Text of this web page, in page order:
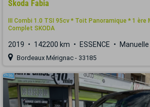
Skoda Fabia
III Combi 1.0 TSI 95cv * Toit Panoramique * 1
Complet SKODA
2019 142200 km ESSENCE Manuelle
Bordeaux Mérignac - 33185